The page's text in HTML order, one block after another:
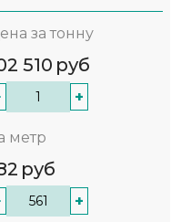
за тонну
510 руб
+
метр
руб
+